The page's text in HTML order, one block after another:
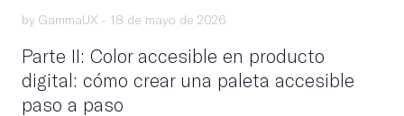
by GammaUX - 18 de mayo de 2026
Parte II: Color accesible en producto
digital: cómo crear una paleta accesible
paso a paso